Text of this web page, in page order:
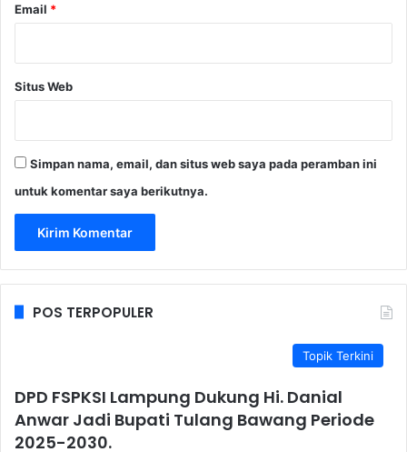
Email *
Situs Web
Simpan nama, email, dan situs web saya pada peramban ini
untuk komentar saya berikutnya.
POS TERPOPULER
Topik Terkini
DPD FSPKSI Lampung Dukung Hi. Danial
Anwar Jadi Bupati Tulang Bawang Periode
2025-2030.